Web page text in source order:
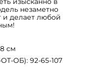
незаметно
и делает любой
см
ОБ): 92-65-107